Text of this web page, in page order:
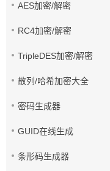
AES加密/解密
RC4加密/解密
TripleDES加密/解密
散列/哈希加密大全
密码生成器
GUID在线生成
条形码生成器